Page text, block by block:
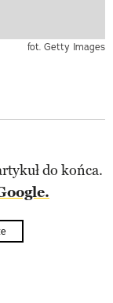
fot. Getty Images
do końca.